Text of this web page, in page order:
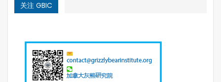
关注 GBIC